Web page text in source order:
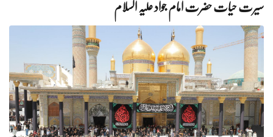
سیرت حیات حضرت امام جواد علیہ السلام